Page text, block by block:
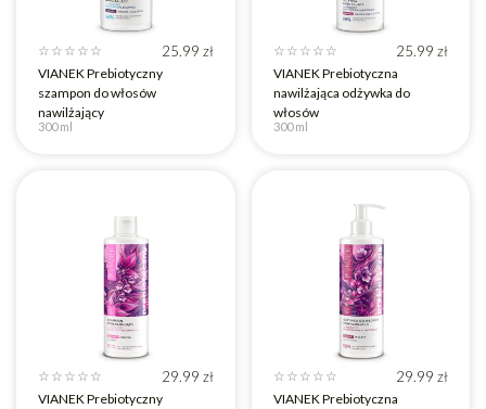
☆ ☆ ☆ ☆ ☆ 25.99 zł
VIANEK Prebiotyczny
szampon do włosów
nawilżający
300 ml
☆ ☆ ☆ ☆ ☆ 25.99 zł
VIANEK Prebiotyczna
nawilżająca odżywka do
włosów
300 ml
☆ ☆ ☆ ☆ ☆ 29.99 zł
VIANEK Prebiotyczny
☆ ☆ ☆ ☆ ☆ 29.99 zł
VIANEK Prebiotyczna